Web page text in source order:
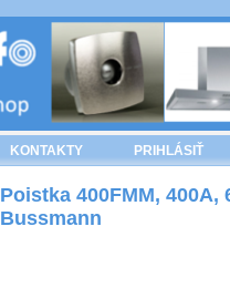
KONTAKTY PRIHLÁSIŤ
Poistka 400FMM, 400A,
Bussmann